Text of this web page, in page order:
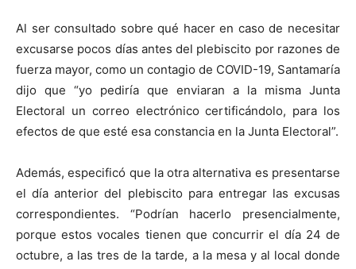
Al ser consultado sobre qué hacer en caso de necesitar
excusarse pocos días antes del plebiscito por razones de
fuerza mayor, como un contagio de COVID-19, Santamaría
dijo que “yo pediría que enviaran a la misma Junta
Electoral un correo electrónico certificándolo, para los
efectos de que esté esa constancia en la Junta Electoral”.
Además, especificó que la otra alternativa es presentarse
el día anterior del plebiscito para entregar las excusas
correspondientes. “Podrían hacerlo presencialmente,
porque estos vocales tienen que concurrir el día 24 de
octubre, a las tres de la tarde, a la mesa y al local donde